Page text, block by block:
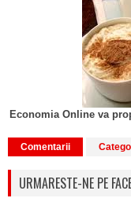
Economia Online va
Comentarii
URMARESTE-NE PE